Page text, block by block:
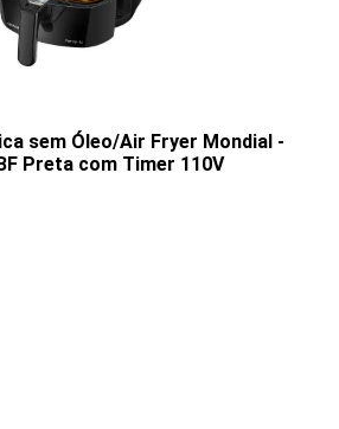
sem Óleo/Air Fryer Mondial -
Preta com Timer 110V